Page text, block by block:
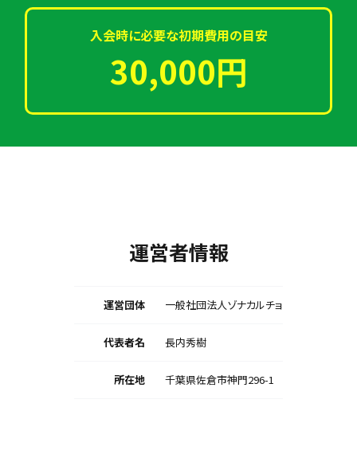
入会時に必要な初期費用の目安
30,000円
運営者情報
運営団体 一般社団法人ゾナカルチョ
代表者名 長内秀樹
所在地 千葉県佐倉市神門296-1